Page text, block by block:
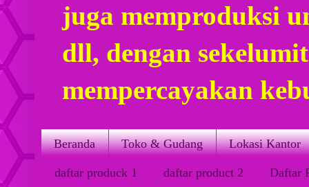
juga memproduksi
dll, dengan
mempercayakan
Beranda Toko & Gudang Lokasi Kantor
daftar produck 1 daftar product 2 Daftar